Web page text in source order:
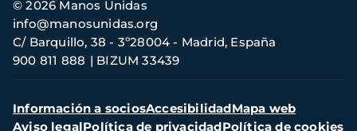
Información
de
contacto
© 2026 Manos Unidas
C/ Barquillo, 38 - 3º28004 - Madrid, España
900 811 888
BIZUM 33439
info@manosunidas.org
Menú
secundario
Información a sociosAccesibilidadMapa web
Aviso legalPolítica de privacidadPolítica de cookies